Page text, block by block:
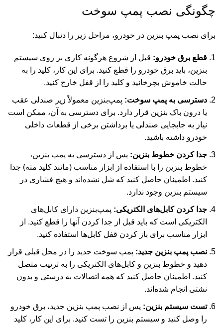
چگونگی نصب پمپ سوخت
برای نصب پمپ بنزین در خودرو، مراحل زیر را دنبال کنید:
قطع برق خودرو: قبل از شروع هرگونه کاری بر روی سیستم
بنزین، باید برق خودرو را قطع کنید. برای این کار، کلید را به
حالت خاموش بچرخانید و کلید را از قفل خارج کنید.
دسترسی به پمپ سوخت: پمپ‌بنزین معمولاً زیر صندلی عقب
یا درون باک بنزین قرار دارد. برای دسترسی به آن، ممکن است
نیاز به جابجایی صندلی یا برداشتن برخی از قطعات داخلی
خودرو داشته باشید.
جدا کردن خطوط بنزین: پس از دسترسی به پمپ بنزین،
خطوط بنزین را با استفاده از ابزار مناسب (مانند کلید مته) جدا
کنید. اطمینان حاصل کنید که شل نشده‌اند و هیچ فشاری در
سیستم بنزین وجود ندارد.
جدا کردن کابل‌های الکتریکی: پمپ‌بنزین دارای کابل‌های
الکتریکی است که باید قبل از جدا کردن آنها را قطع کنید. از
ابزار مناسب برای باز کردن قفل کابل‌ها استفاده کنید.
نصب پمپ بنزین جدید: پمپ سوخت جدید را در محل قبلی قرار
دهید و خطوط بنزین و کابل‌های الکتریکی را به ترتیب متصل
کنید. اطمینان حاصل کنید که همه اتصالات به درستی و بدون
نشتی انجام شده‌اند.
تست سیستم بنزین: پس از نصب پمپ بنزین جدید، برق خودرو
را وصل کنید و سیستم بنزین را تست کنید. برای این کار، کلید